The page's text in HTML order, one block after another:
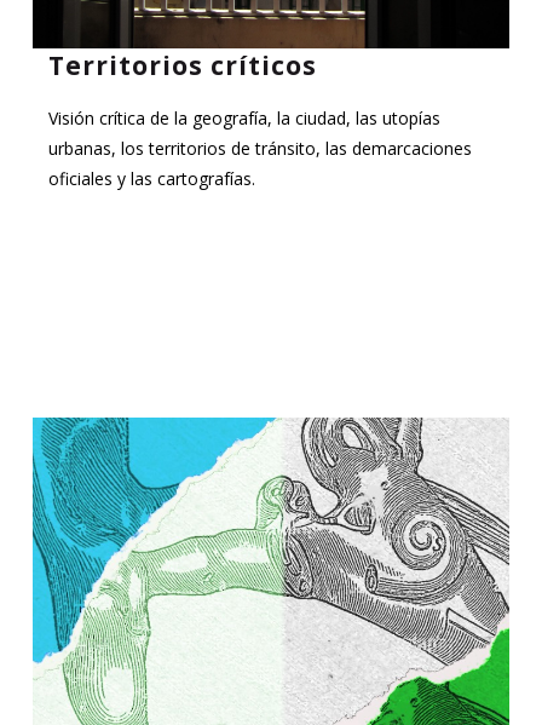
Territorios críticos
Visión crítica de la geografía, la ciudad, las utopías
urbanas, los territorios de tránsito, las demarcaciones
oficiales y las cartografías.